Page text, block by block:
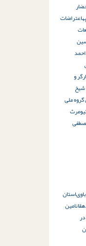
اعتراضات
و
شیخ
گروه ملی
استان
امین